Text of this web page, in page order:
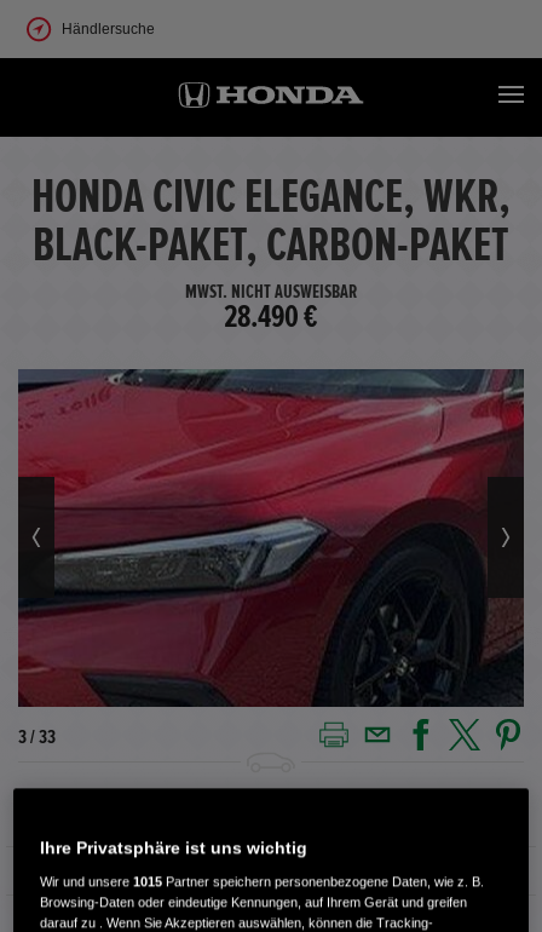
Händlersuche
HONDA CIVIC ELEGANCE, WKR,
BLACK-PAKET, CARBON-PAKET
MWST. NICHT AUSWEISBAR
28.490 €
4 / 33
Kilometerstand 15.750 km
Ihre Privatsphäre ist uns wichtig
Wir und unsere1015 Partner speichern personenbezogene Daten, wie z. B.
Browsing-Daten oder eindeutige Kennungen, auf Ihrem Gerät und greifen
darauf zu . Wenn Sie Akzeptieren auswählen, können die Tracking-